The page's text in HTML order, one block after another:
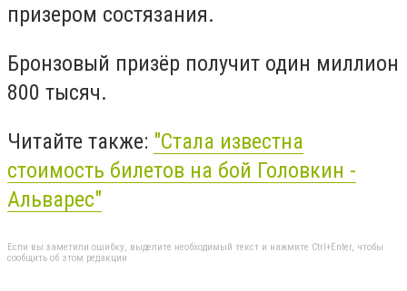
призером состязания.
Бронзовый призёр получит один миллион
800 тысяч.
Читайте также: "Стала известна
стоимость билетов на бой Головкин -
Альварес"
Если вы заметили ошибку, выделите необходимый текст и нажмите Ctrl+Enter, чтобы
сообщить об этом редакции